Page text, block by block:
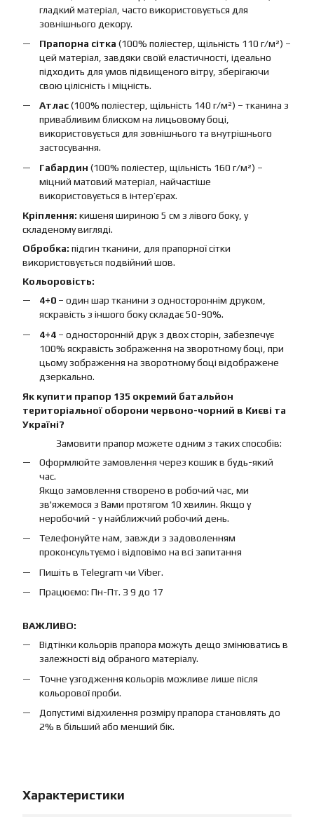
гладкий матеріал, часто використовується для
зовнішнього декору.
Прапорна сітка (100% поліестер, щільність 110 г/м²) –
цей матеріал, завдяки своїй еластичності, ідеально
підходить для умов підвищеного вітру, зберігаючи
свою цілісність і міцність.
Атлас(100% поліестер, щільність 140 г/м²) – тканина з
привабливим блиском на лицьовому боці,
використовується для зовнішнього та внутрішнього
застосування.
Габардин (100% поліестер, щільність 160 г/м²) –
міцний матовий матеріал, найчастіше
використовується в інтер’єрах.
Кріплення: кишеня шириною 5 см з лівого боку, у
складеному вигляді.
Обробка: підгин тканини, для прапорної сітки
використовується подвійний шов.
Кольоровість:
4+0 – один шар тканини з одностороннім друком,
яскравість з іншого боку складає 50-90%.
4+4 – односторонній друк з двох сторін, забезпечує
100% яскравість зображення на зворотному боці, при
цьому зображення на зворотному боці відображене
дзеркально.
Як купити прапор 135 окремий батальйон
територіальної оборони червоно-чорний в Києві та
Україні?
Замовити прапор можете одним з таких способів:
Оформлюйте замовлення через кошик в будь-який
час.
Якщо замовлення створено в робочий час, ми
зв'яжемося з Вами протягом 10 хвилин. Якщо у
неробочий - у найближчий робочий день.
Телефонуйте нам, завжди з задоволенням
проконсультуємо і відповімо на всі запитання
Пишіть в Telegram чи Viber.
Працюємо: Пн-Пт. З 9 до 17
ВАЖЛИВО:
Відтінки кольорів прапора можуть дещо змінюватись в
залежності від обраного матеріалу.
Точне узгодження кольорів можливе лише після
кольорової проби.
Допустимі відхилення розміру прапора становлять до
2% в більший або менший бік.
Характеристики